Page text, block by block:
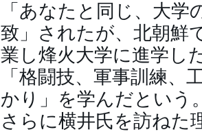
「あなたと同じ、大
致」されたが、北朝鮮
業し烽火大学に進学し
「格闘技、軍事訓練、
かり」を学んだという
さらに横井氏を訪ねた